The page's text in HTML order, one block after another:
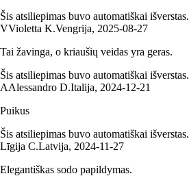
Šis atsiliepimas buvo automatiškai išverstas.
VVioletta K.Vengrija, 2025‑08‑27
Tai žavinga, o kriaušių veidas yra geras.
Šis atsiliepimas buvo automatiškai išverstas.
AAlessandro D.Italija, 2024‑12‑21
Puikus
Šis atsiliepimas buvo automatiškai išverstas.
Līgija C.Latvija, 2024‑11‑27
Elegantiškas sodo papildymas.